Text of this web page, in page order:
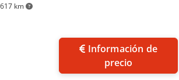
km
precio